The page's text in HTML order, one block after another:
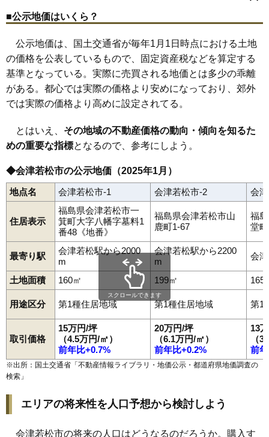
79 東山町湯本
81 河東町南高野 6.2万円 454万円 -0.4%
82 5.7万円 377万円 -1.8%
83 町北町始 5.6万円 691万円 1.5%
84 門田町工業団地 5.2万円 3,145万円
86 真宮新町北 5.1万円 1,005万円 0.3%
88 門田町一ノ堰 4.7万円
89 神指町黒川 405万円 -4.4%
高野町上高野 3.5万円
91 高野町中沼 3.0万円 584万円 -7.2%
92 大戸町上三寄 2.9万円 120万円 -8.4%
93 町北町藤室 2.8万円 -6.6%
94 河東町郡山 2.5万円 -14.1%
2.4万円
96 河東町工業団地 1,182万円 -7.8%
神指町北四合 782万円 -6.6%
98 北会津町上米塚 840万円 -18.9%
99 北会津町下米塚 1.6万円 270万円 -16.0%
100
■公示地価はいくら？
公示地価は、国土交通省が毎年1月1日時点における土地
の価格を公表しているもので、固定資産税などを算定する
基準となっている。実際に売買される地価とは多少の乖離
がある。都心では実際の価格より安めになっており、郊外
では実際の価格より高めに設定されてる。
とはいえ、 その地域の不動産価格の動向・傾向を知るた
めの重要な指標となるので、参考にしよう。
◆会津若松市の公示地価（2025年1月）
地点名 会津若松市-1 会津若松市-2 会
住居表示
福島県会津若松市一
箕町大字八幡字墓料1
番48《地番》
福島県会津若松市山
鹿町1-67
福
堂
最寄り駅
会津若松駅から2000
m
会津若松駅から2200
m
会
土地面積 160㎡ 199㎡ 165
用途区分 第1種住居地域 第1種住居地域 第1
取引価格
15万円/坪
（4.5万円/㎡）
前年比+0.7%
20万円/坪
（6.1万円/㎡）
前年比+0.2%
13
（
前
スクロールできます
※出所：国土交通省「不動産情報ライブラリ・地価公示・都道府県地価調査の
検索 」
エリアの将来性を人口予想から検討しよう
会津若松市の将来の人口はどうなるのだろうか。購入す
中央鶴賀町 天神町 天寧寺町
西年貢日新町花春町東栄町東千石東年貢東山町石山
町北町始町北町藤室町北町谷地真宮新町北真宮新町南
南千石町南花畑宮町明和町 門田町一ノ堰門田町御山
門田町黒岩 門田町工業団地 門田町堤沢門田町徳久
門田町中野門田町飯寺門田町年貢町門田町日吉柳原町
山鹿町湯川町 八日町 米代 和田河東町工業団地 飯寺北
扇町
白虎町山見町
広田駅会津若松駅 七日町駅